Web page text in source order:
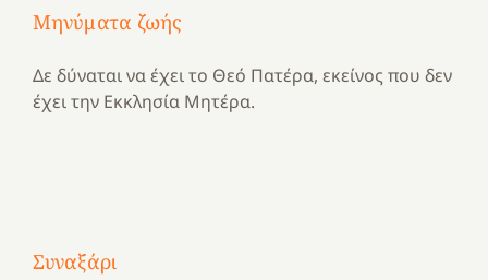
Μηνύματα ζωής
Δε δύναται να έχει το Θεό Πατέρα, εκείνος που δεν
έχει την Εκκλησία Μητέρα.
Συναξάρι
Μια
και
Κατασκηνωτικές